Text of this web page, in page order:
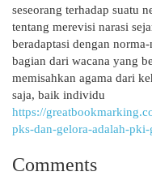
seseorang terhadap suatu
tentang merevisi narasi
beradaptasi dengan
bagian dari wacana yang
memisahkan agama dari
saja, baik individu
https://
pks-dan-gelora-adalah-
Comments